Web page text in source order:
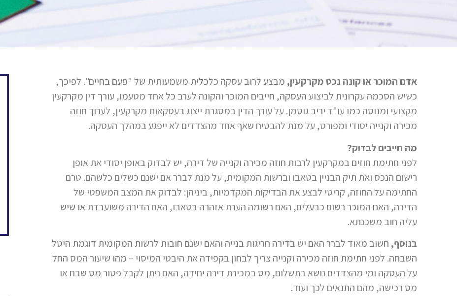
אדם המוכר או קונה נכס מקרקעין, מבצע לרוב עסקה כלכלית משמעותית של "פעם בחיים". לפיכך,
כשיש הסכמה עקרונית לביצוע העסקה, חייבים המוכר והקונה לערב כל אחד מטעמו, עורך דין מקרקעין
מקצועי ומנוסה כמו עו"ד יריב גוטמן. על עורך הדין במסגרת ייצוג בעסקאות מקרקעין, לערוך חוזה
מכירה וקנייה יסודי ומפורט, על מנת להבטיח שאף אחד מהצדדים לא ייפגע במהלך העסקה.
מה חייבים לבדוק?
לפני חתימת חוזים במקרקעין לרבות חוזה מכירה וקנייה של דירה, יש לבדוק באופן יסודי את אופן
רישום הנכס ואת תיק הבניין בטאבו וברשות המקומית, על מנת לברר אם ישנם כשלים כלשהם. טרם
החתימה על החוזה, קריטי לבצע את הבדיקות המקדמיות, ביניהן: לבדוק את המצב המשפטי של
הדירה, האם המוכר רשום כבעלים, האם רשומה הערת אזהרה בטאבו, האם הדירה משועבדת או שיש
עליה חוב משכנתא.
בנוסף, חשוב מאוד לברר האם יש בדירה חריגות בנייה והאם ישנם חובות לרשות המקומית דוגמת היטל
השבחה. לפני חתימת חוזה מכירה וקנייה צריך לבחון בקפידה את היבטי המיסוי – מהו שיעור המס החל
על העסקה ומי מהצדדים נושא בתשלום, מס במכירת דירה יחידה, האם ניתן לקבל פטור מס שבח או
מס רכישה, מהם התנאים לכך ועוד.